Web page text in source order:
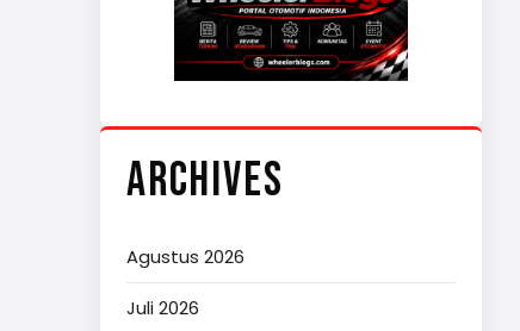
ARCHIVES
Agustus 2026
Juli 2026